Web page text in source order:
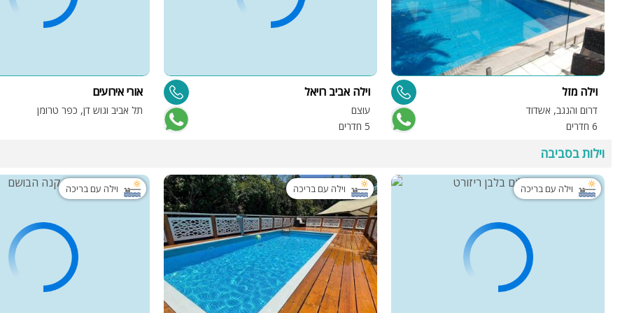
וילה מזל
דרום והנגב, אשדוד
6 חדרים
וילה אביב רויאל
עוצם
5 חדרים
אורי אירועים
תל אביב וגוש דן, כפר טרומן
וילות בסביבה
וילה עם בריכה וילה עם בריכה וילה עם בריכה